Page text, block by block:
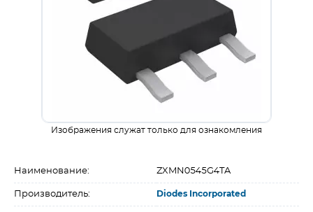
Изображения служат только для ознакомления
Наименование: ZXMN0545G4TA
Производитель: Diodes Incorporated